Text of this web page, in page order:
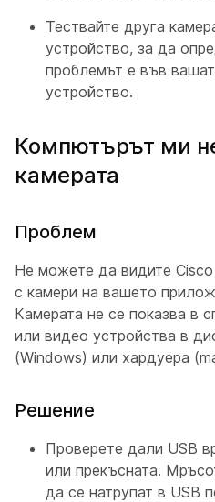
Тествайте друга
устройство, за да
проблемът е във
устройство.
Компютърът ми
камерата
Проблем
Не можете да видите Cisco
с камери на вашето
Камерата не се показва в
или видео устройства в
(Windows) или хардуера
Решение
Проверете дали USB
или прекъсната.
да се натрупат в USB